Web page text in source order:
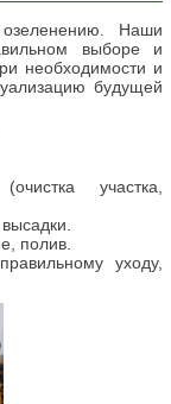
Наши
выборе и
необходимости и
будущей
участка,
полив.
уходу,